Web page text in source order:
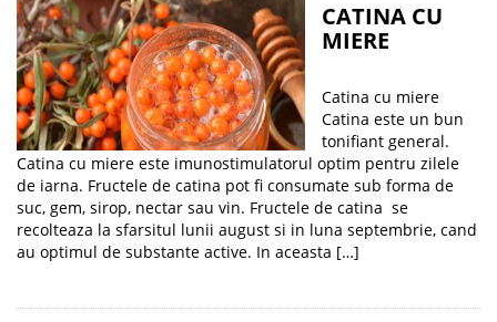
CATINA CU
MIERE
Catina cu miere
Catina este un bun
tonifiant general.
Catina cu miere este imunostimulatorul optim pentru zilele
de iarna. Fructele de catina pot fi consumate sub forma de
suc, gem, sirop, nectar sau vin. Fructele de catina se
recolteaza la sfarsitul lunii august si in luna septembrie, cand
au optimul de substante active. In aceasta […]